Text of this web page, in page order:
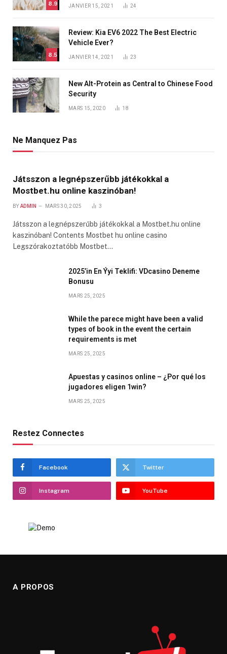
8.9 JANVIER 15, 2021 24
8.5
Review: Kia EV6 2022 The Best Electric
Vehicle Ever?
JANVIER 14, 2021 23
New Alt-Protein as Central to Chinese Food
Security
MARS 15, 2020 18
Ne Manquez Pas
Játsszon a legnépszerűbb játékokkal a
Mostbet.hu online kaszinóban!
BY ADMIN MARS 30, 2025 3
Játsszon a legnépszerűbb játékokkal a Mostbet.hu online
kaszinóban! Contents Mostbet hu online casino
Legszórakoztatóbb Mostbet…
2025’in En Ýyi Teklifi: VDcasino Deneme
Bonusu
MARS 25, 2025
While the parece might have been a valid
types of book in the event the certain
requirements is met
MARS 25, 2025
Apuestas y casinos online – ¿Por qué los
jugadores eligen 1win?
MARS 25, 2025
Restez Connectes
Facebook Twitter
Instagram YouTube
A PROPOS